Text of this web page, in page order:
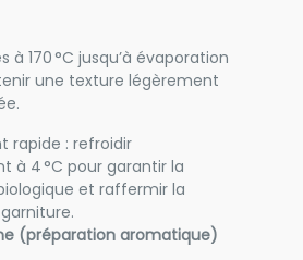
à 170 °C jusqu’à évaporation
une texture légèrement
rapide : refroidir
à 4 °C pour garantir la
et raffermir la
(préparation aromatique)